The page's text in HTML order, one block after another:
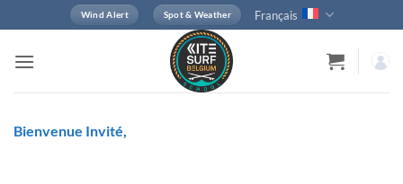
au
contenu
Wind Alert Spot & Weather Français
Bienvenue Invité,